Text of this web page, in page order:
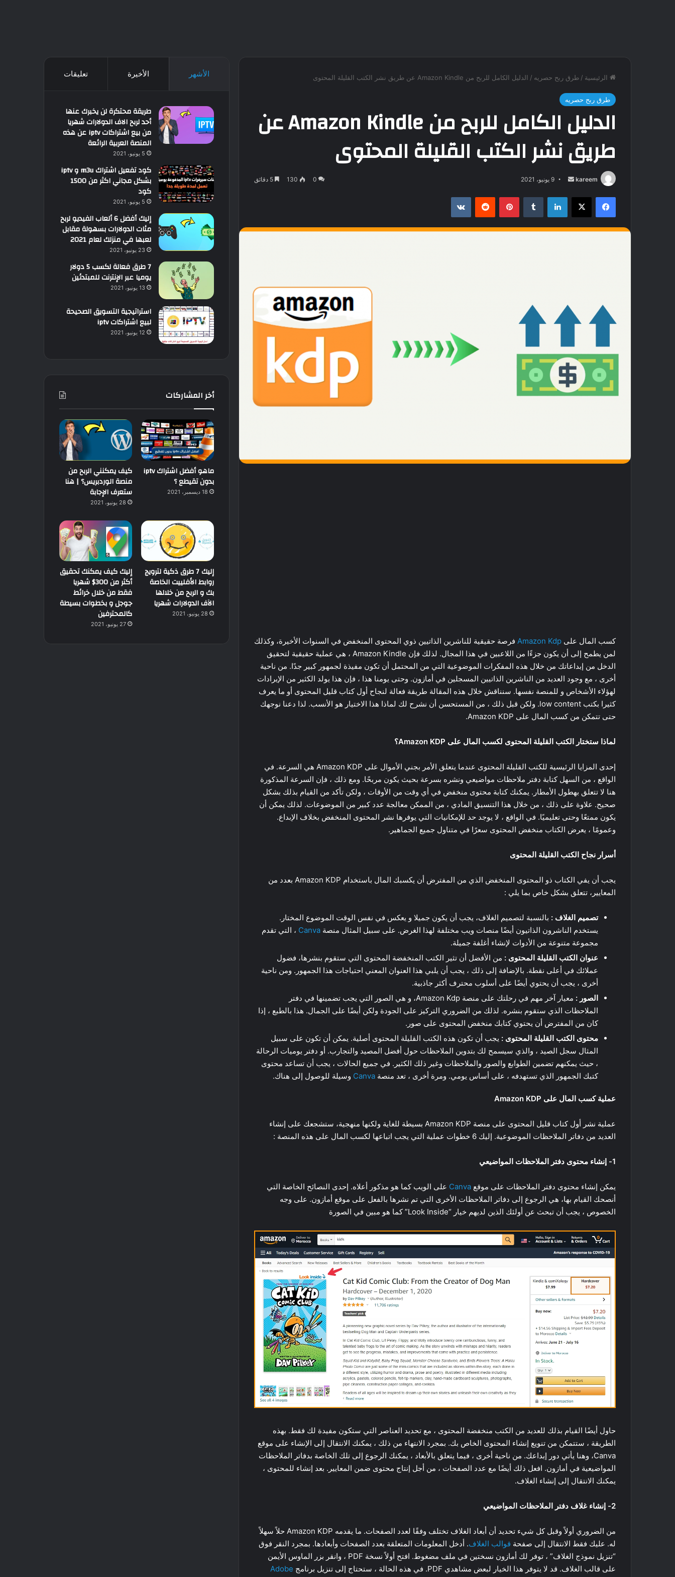
الرئيسية / طرق ربح حصريه / الدليل الكامل للربح من Amazon Kindle عن طريق نشر الكتب القليلة المحتوى
طرق ربح حصريه
الدليل الكامل للربح من Amazon Kindle عن
طريق نشر الكتب القليلة المحتوى
kareem
ل
ب
و
ن
9 يونيو، 2021 0
130
فيسبوك لينكدإن بينتيريست
كسب المال على Amazon Kdp فرصة حقيقية للناشرين الذاتيين ذوي المحتوى المنخفض في السنوات الأخيرة، وكذلك
لمن يطمح إلى أن يكون جزءًا من اللاعبين في هذا المجال. لذلك فإن Amazon Kindle ، هي عملية حقيقية لتحقيق
الدخل من إبداعاتك من خلال هذه المفكرات الموضوعية التي من المحتمل أن تكون مفيذة لجمهور كبير جدًا. من ناحية
أخرى ، مع وجود العديد من الناشرين الذاتيين المسجلين في أمازون. وحتى يومنا هذا ، فإن هذا يولد الكثير من الإيرادات
لهؤلاء الأشخاص و للمنصة نفسها. سنناقش خلال هذه المقالة طريقة فعالة لنجاح أول كتاب قليل المحتوى أو ما يعرف
كثيرا بكتب low content. ولكن قبل ذلك ، من المستحسن أن نشرح لك لماذا هذا الاختيار هو الأنسب. لذا دعنا نوجهك
حتى تتمكن من كسب المال على Amazon KDP.
لماذا ستختار الكتب القليلة المحتوى لكسب المال على Amazon KDP؟
إحدى المزايا الرئيسية للكتب القليلة المحتوى عندما يتعلق الأمر بجني الأموال على Amazon KDP هي السرعة. في
الواقع ، من السهل كتابة دفتر ملاحظات مواضيعي ونشره بسرعة بحيث يكون مربحًا. ومع ذلك ، فإن السرعة المذكورة
هنا لا تتعلق بهطول الأمطار. يمكنك كتابة محتوى منخفض في أي وقت من الأوقات ، ولكن تأكد من القيام بذلك بشكل
صحيح. علاوة على ذلك ، من خلال هذا التنسيق المادي ، من الممكن معالجة عدد كبير من الموضوعات. لذلك يمكن أن
يكون ممتعًا وحتى تعليميًا. في الواقع ، لا يوجد حد للإمكانيات التي يوفرها نشر المحتوى المنخفض بخلاف الإبداع.
وعمومًا ، يعرض الكتاب منخفض المحتوى سعرًا في متناول جميع الجماهير.
أسرار نجاح الكتب القليلة المحتوى
يجب أن يفي الكتاب ذو المحتوى المنخفض الذي من المفترض أن يكسبك المال باستخدام Amazon KDP بعدد من
المعايير، تتعلق بشكل خاص بما يلي :
تصميم الغلاف : بالنسبة لتصميم الغلاف، يجب أن يكون جميلا و يعكس في نفس الوقت الموضوع المختار.
يستخدم الناشرون الذاتيون أيضًا منصات ويب مختلفة لهذا الغرض. على سبيل المثال منصة Canva ، التي تقدم
مجموعة متنوعة من الأدوات لإنشاء أغلفة جميلة.
عنوان الكتب القليلة المحتوى : من الأفضل أن تثير الكتب المنخفضة المحتوى التي ستقوم بنشرها، فضول
عملائك في أعلى نقطة. بالإضافة إلى ذلك ، يجب أن يلبي هذا العنوان المعني احتياجات هذا الجمهور. ومن ناحية
أخرى ، يجب أن يحتوي أيضًا على أسلوب محترف أكثر جاذبية.
الصور :
معيار آخر مهم في رحلتك على منصة Amazon Kdp، و هي الصور التي يجب تضمينها في دفتر
الملاحظات الذي ستقوم بنشره. لذلك من الضروري التركيز على الجودة ولكن أيضًا على الجمال. هذا بالطبع ، إذا
كان من المفترض أن يحتوي كتابك منخفض المحتوى على صور.
محتوى الكتب القليلة المحتوى : يجب أن تكون هذه الكتب القليلة المحتوى أصلية. يمكن أن تكون على سبيل
المثال سجل الصيد ، والذي سيسمح لك بتدوين الملاحظات حول أفضل المصيد والتجارب. أو دفتر يوميات الرحالة
، حيث يمكنهم تضمين الطوابع والصور والملاحظات وغير ذلك الكثير. في جميع الحالات ، يجب أن تساعد محتوى
كتبك الجمهور الذي تستهدفه ، على أساس يومي. ومرة أخرى ، تعد منصة Canva وسيلة للوصول إلى هناك.
عملية كسب المال على Amazon KDP
عملية نشر أول كتاب قليل المحتوى على منصة Amazon KDP بسيطة للغاية ولكنها منهجية، ستشجعك على إنشاء
العديد من دفاتر الملاحظات الموضوعية. إليك 6 خطوات عملية التي يجب اتباعها لكسب المال على هذه المنصة :
1- إنشاء محتوى دفتر الملاحظات المواضيعي
يمكن إنشاء محتوى دفتر الملاحظات على موقع Canva على الويب كما هو مذكور أعلاه. إحدى النصائح الخاصة التي
أنصحك القيام بها، هي الرجوع إلى دفاتر الملاحظات الأخرى التي تم نشرها بالفعل على موقع أمازون. على وجه
الخصوص ، يجب أن تبحث عن أولئك الذين لديهم خيار “Look Inside” كما هو مبين في الصورة
حاول أيضًا القيام بذلك للعديد من الكتب منخفضة المحتوى ، مع تحديد العناصر التي ستكون مفيدة لك فقط. بهذه
الطريقة ، ستتمكن من تنويع إنشاء المحتوى الخاص بك. بمجرد الانتهاء من ذلك ، يمكنك الانتقال إلى الإنشاء على موقع
Canva، وهنا يأتي دور إبداعك. من ناحية أخرى ، فيما يتعلق بالأبعاد ، يمكنك الرجوع إلى تلك الخاصة بدفاتر الملاحظات
المواضيعية في أمازون. افعل ذلك أيضًا مع عدد الصفحات ، من أجل إنتاج محتوى ضمن المعايير. بعد إنشاء للمحتوى ،
يمكنك الانتقال إلى إنشاء الغلاف.
2- إنشاء غلاف دفتر الملاحظات المواضيعي
من الضروري أولاً وقبل كل شيء تحديد أن أبعاد الغلاف تختلف وفقًا لعدد الصفحات. ما يقدمه Amazon KDP حلاً سهلاً
له. عليك فقط الانتقال إلى صفحة قوالب الغلاف. أدخل المعلومات المتعلقة بعدد الصفحات وأبعادها. بمجرد النقر فوق
“تنزيل نموذج الغلاف” ، توفر لك أمازون نسختين في ملف مضغوط. افتح أولاً نسخة PDF ، وانقر بزر الماوس الأيمن
على قالب الغلاف. قد لا يتوفر هذا الخيار لبعض مشاهدي PDF. في هذه الحالة ، ستحتاج إلى تنزيل برنامج
Adobe
الأشهر الأخيرة تعليقات
طريقة محتكرة لن يخبرك عنها
أحد لربح الاف الدولارات شهريا
من بيع اشتراكات iptv عن هذه
المنصة العربية الرائعة
5 يونيو، 2021
كود تفعيل اشتراك m3u و iptv
بشكل مجاني اكثر من 1500
كود
5 يونيو، 2021
إليك أفضل 6 ألعاب الفيديو لربح
مئات الدولارات بسهولة مقابل
لعبها في منزلك لعام 2021
23 يونيو، 2021
7 طرق فعالة لكسب 5 دولار
يوميا عبر الإنترنت للمبتدئين
13 يونيو، 2021
استراتيجية التسويق الصحيحة
لبيع اشتراكات iptv
12 يونيو، 2021
أخر المشاركات
ماهو أفضل اشتراك iptv
بدون تقيطع ؟
18 ديسمبر، 2021
كيف يمكنني الربح من
منصة الوردبريس؟ | هنا
ستعرف الإجابة
28 يونيو، 2021
إليك 7 طرق ذكية لترويج
روابط الأفلييت الخاصة
بك و الربح من خلالها
الآف الدولارات شهريا
28 يونيو، 2021
إليك كيف يمكنك تحقيق
أكثر من 300$ شهريا
فقط من خلال خرائط
جوجل و بخطوات بسيطة
كالمحترفين
27 يونيو، 2021